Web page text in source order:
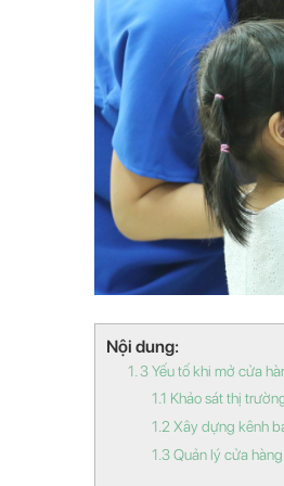
Nội dung:
1. 3 Yếu tố khi mở cửa
1.1 Khảo sát thị
1.2 Xây dựng kênh
1.3 Quản lý cửa